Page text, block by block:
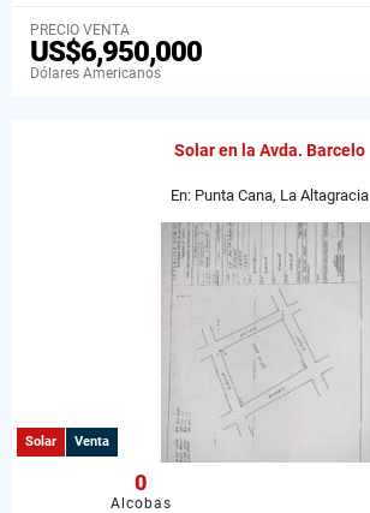
PRECIO VENTA
US$6,950,000
Dólares Americanos
Solar en la Avda. Barcelo
En: Punta Cana, La Altagracia
Solar Venta
0
Alcobas